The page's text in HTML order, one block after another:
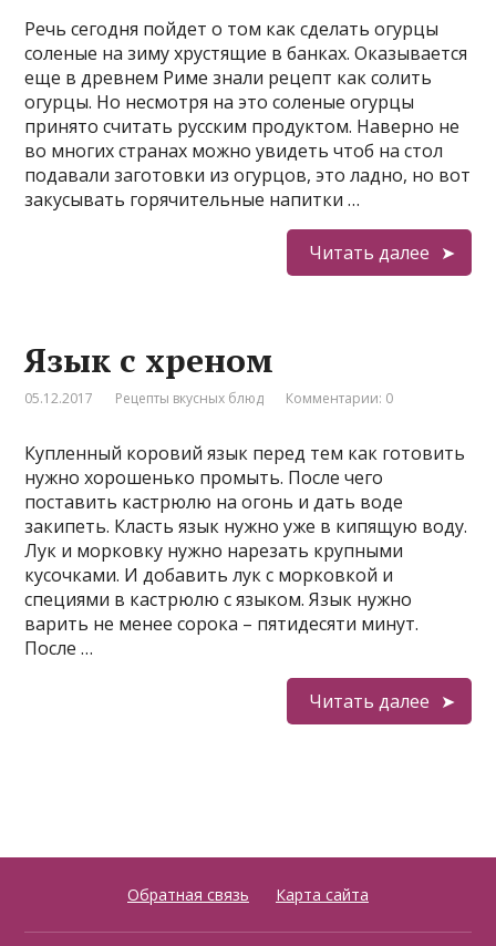
Речь сегодня пойдет о том как сделать огурцы
соленые на зиму хрустящие в банках. Оказывается
еще в древнем Риме знали рецепт как солить
огурцы. Но несмотря на это соленые огурцы
принято считать русским продуктом. Наверно не
во многих странах можно увидеть чтоб на стол
подавали заготовки из огурцов, это ладно, но вот
закусывать горячительные напитки …
Читать далее
Язык с хреном
05.12.2017 Рецепты вкусных блюд Комментарии: 0
Купленный коровий язык перед тем как готовить
нужно хорошенько промыть. После чего
поставить кастрюлю на огонь и дать воде
закипеть. Класть язык нужно уже в кипящую воду.
Лук и морковку нужно нарезать крупными
кусочками. И добавить лук с морковкой и
специями в кастрюлю с языком. Язык нужно
варить не менее сорока – пятидесяти минут.
После …
Читать далее
Обратная связь Карта сайта